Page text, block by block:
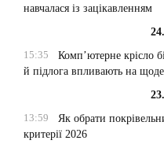
навчалася із зацікавленням
15:35
Комп’ютерне крісло
й підлога впливають на
13:59
Як обрати
критерії 2026